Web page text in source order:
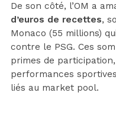
De son côté, l’OM a
d’euros de recettes,
Monaco (55 millions)
contre le PSG. Ces
primes de
performances
liés au market pool.